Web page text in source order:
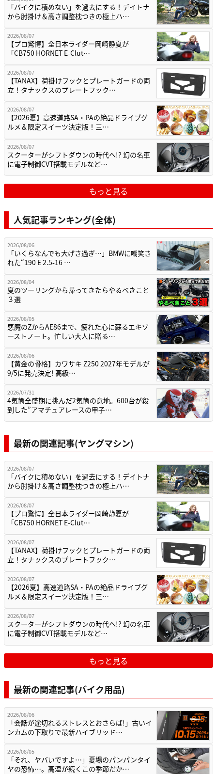
「バイクに積めない」を過去にする！デイトナ
から肘掛け＆高さ調整枕つきの極上ハ…
2026/08/07
【プロ驚愕】全日本ライダー岡崎静夏が
「CB750 HORNET E-Clut…
2026/08/07
【TANAX】荷掛けフックとプレートガードの両
立！タナックスのプレートフック…
2026/08/07
【2026夏】高速道路SA・PAの絶品ドライブグ
ルメ＆限定スイーツ決定版！三…
2026/08/07
スクーターがシフトダウンの時代へ!? 幻の名車
に電子制御CVT搭載モデルなど…
もっと見る
人気記事ランキング(全体)
2026/08/06
「いくらなんでも大げさ過ぎ…」BMWに嘲笑さ
れた“190 E 2.5-16 …
2026/08/04
夏のツーリングから帰ってきたらやるべきこと
３選
2026/08/05
悪魔のZからAE86まで、疲れた心に蘇るエキゾ
ーストノート。忙しい大人に贈る…
2026/08/06
【黄金の骨格】カワサキ Z250 2027年モデルが
9/5に発売決定! 高級…
2026/07/31
4気筒全盛期に挑んだ2気筒の意地。600台が殺
到した”アマチュアレースの甲子…
最新の関連記事(ヤングマシン)
2026/08/07
「バイクに積めない」を過去にする！デイトナ
から肘掛け＆高さ調整枕つきの極上ハ…
2026/08/07
【プロ驚愕】全日本ライダー岡崎静夏が
「CB750 HORNET E-Clut…
2026/08/07
【TANAX】荷掛けフックとプレートガードの両
立！タナックスのプレートフック…
2026/08/07
【2026夏】高速道路SA・PAの絶品ドライブグ
ルメ＆限定スイーツ決定版！三…
2026/08/07
スクーターがシフトダウンの時代へ!? 幻の名車
に電子制御CVT搭載モデルなど…
もっと見る
最新の関連記事(バイク用品)
2026/08/06
「会話が途切れるストレスとおさらば!」古いイ
ンカムの下取りで最新ハイブリッド…
2026/08/05
「それ、ヤバいですよ…」夏場のパンパンタイ
ヤの恐怖…。高温が続くこの季節だか…